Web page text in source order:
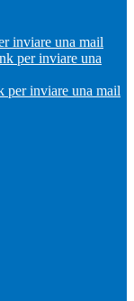
inviare una mail
per inviare una
per inviare una mail